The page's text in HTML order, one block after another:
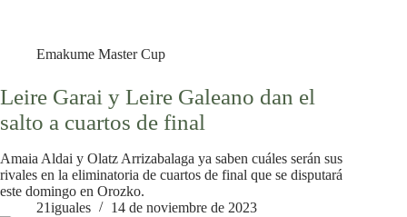
Emakume Master Cup
Leire Garai y Leire Galeano dan el
salto a cuartos de final
Amaia Aldai y Olatz Arrizabalaga ya saben cuáles serán sus
rivales en la eliminatoria de cuartos de final que se disputará
este domingo en Orozko.
21iguales
14 de noviembre de 2023